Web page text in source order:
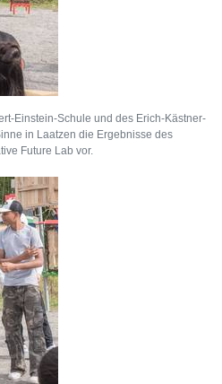
Einstein-Schule und des Erich-Kästner-
in Laatzen die Ergebnisse des
Future Lab vor.